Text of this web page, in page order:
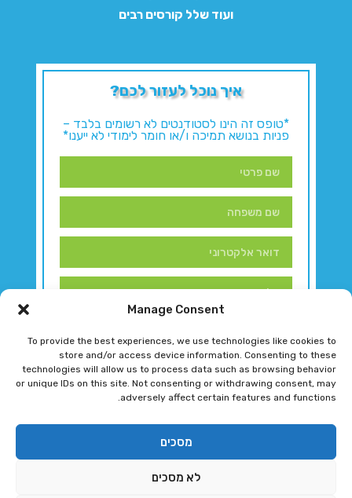
Manage Consent
To provide the best experiences, we use technologies like cookies to
store and/or access device information. Consenting to these
technologies will allow us to process data such as browsing behavior
or unique IDs on this site. Not consenting or withdrawing consent, may
adversely affect certain features and functions.
מסכים
לא מסכים
ועוד שלל קורסים רבים
איך נוכל לעזור לכם?
*טופס זה הינו לסטודנטים לא רשומים בלבד –
פניות בנושא תמיכה ו/או חומר לימודי לא ייענו*